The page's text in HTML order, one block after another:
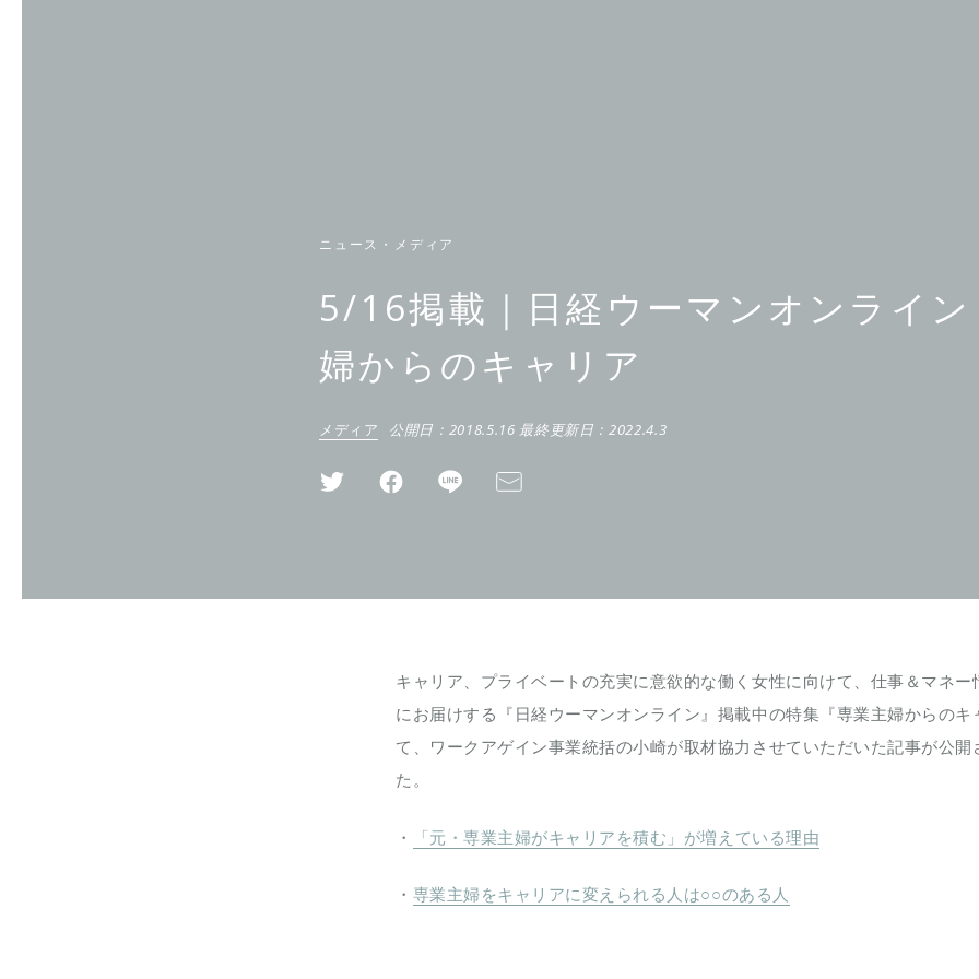
ニュース・メディア
5/16掲載｜日経ウーマンオンライン
婦からのキャリア
メディア 公開日： 2018.5.16 最終更新日：2022.4.3
キャリア、プライベートの充実に意欲的な働く女性に向けて、仕事＆マネー
にお届けする『日経ウーマンオンライン』掲載中の特集『専業主婦からのキ
て、ワークアゲイン事業統括の小崎が取材協力させていただいた記事が公開
た。
・ 「元・専業主婦がキャリアを積む」が増えている理由
・ 専業主婦をキャリアに変えられる人は○○のある人